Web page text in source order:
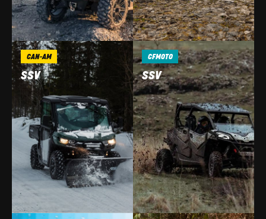
CAN-AM
SSV
CFMOTO
SSV